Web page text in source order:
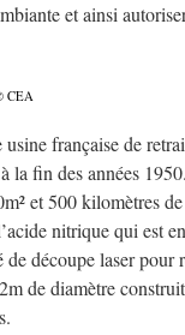
et ainsi
CEA
française de
la fin des années
et 500 kilomètres
nitrique qui est
découpe laser pour
de diamètre